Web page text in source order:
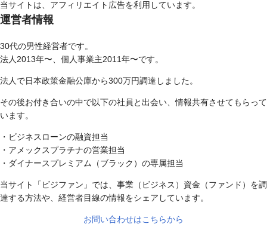
当サイトは、アフィリエイト広告を利用しています。
運営者情報
30代の男性経営者です。
法人2013年〜、個人事業主2011年〜です。
法人で日本政策金融公庫から300万円調達しました。
その後お付き合いの中で以下の社員と出会い、情報共有させてもらって
います。
・ビジネスローンの融資担当
・アメックスプラチナの営業担当
・ダイナースプレミアム（ブラック）の専属担当
当サイト「ビジファン」では、事業（ビジネス）資金（ファンド）を調
達する方法や、経営者目線の情報をシェアしています。
お問い合わせはこちらから